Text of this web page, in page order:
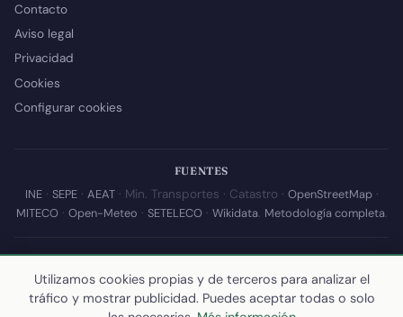
Contacto
Aviso legal
Privacidad
Cookies
Configurar cookies
FUENTES
INE· SEPE· AEAT· Min. Transportes · Catastro · OpenStreetMap·
MITECO· Open-Meteo · SETELECO· Wikidata. Metodología completa.
© 2026 Callejear.com — Directorio municipal de España con datos
abiertos. Desarrollado y mantenido porYoel Castaño.
Última actualización de esta página:10 de julio de 2026
Utilizamos cookies propias y de terceros para analizar el
tráfico y mostrar publicidad. Puedes aceptar todas o solo